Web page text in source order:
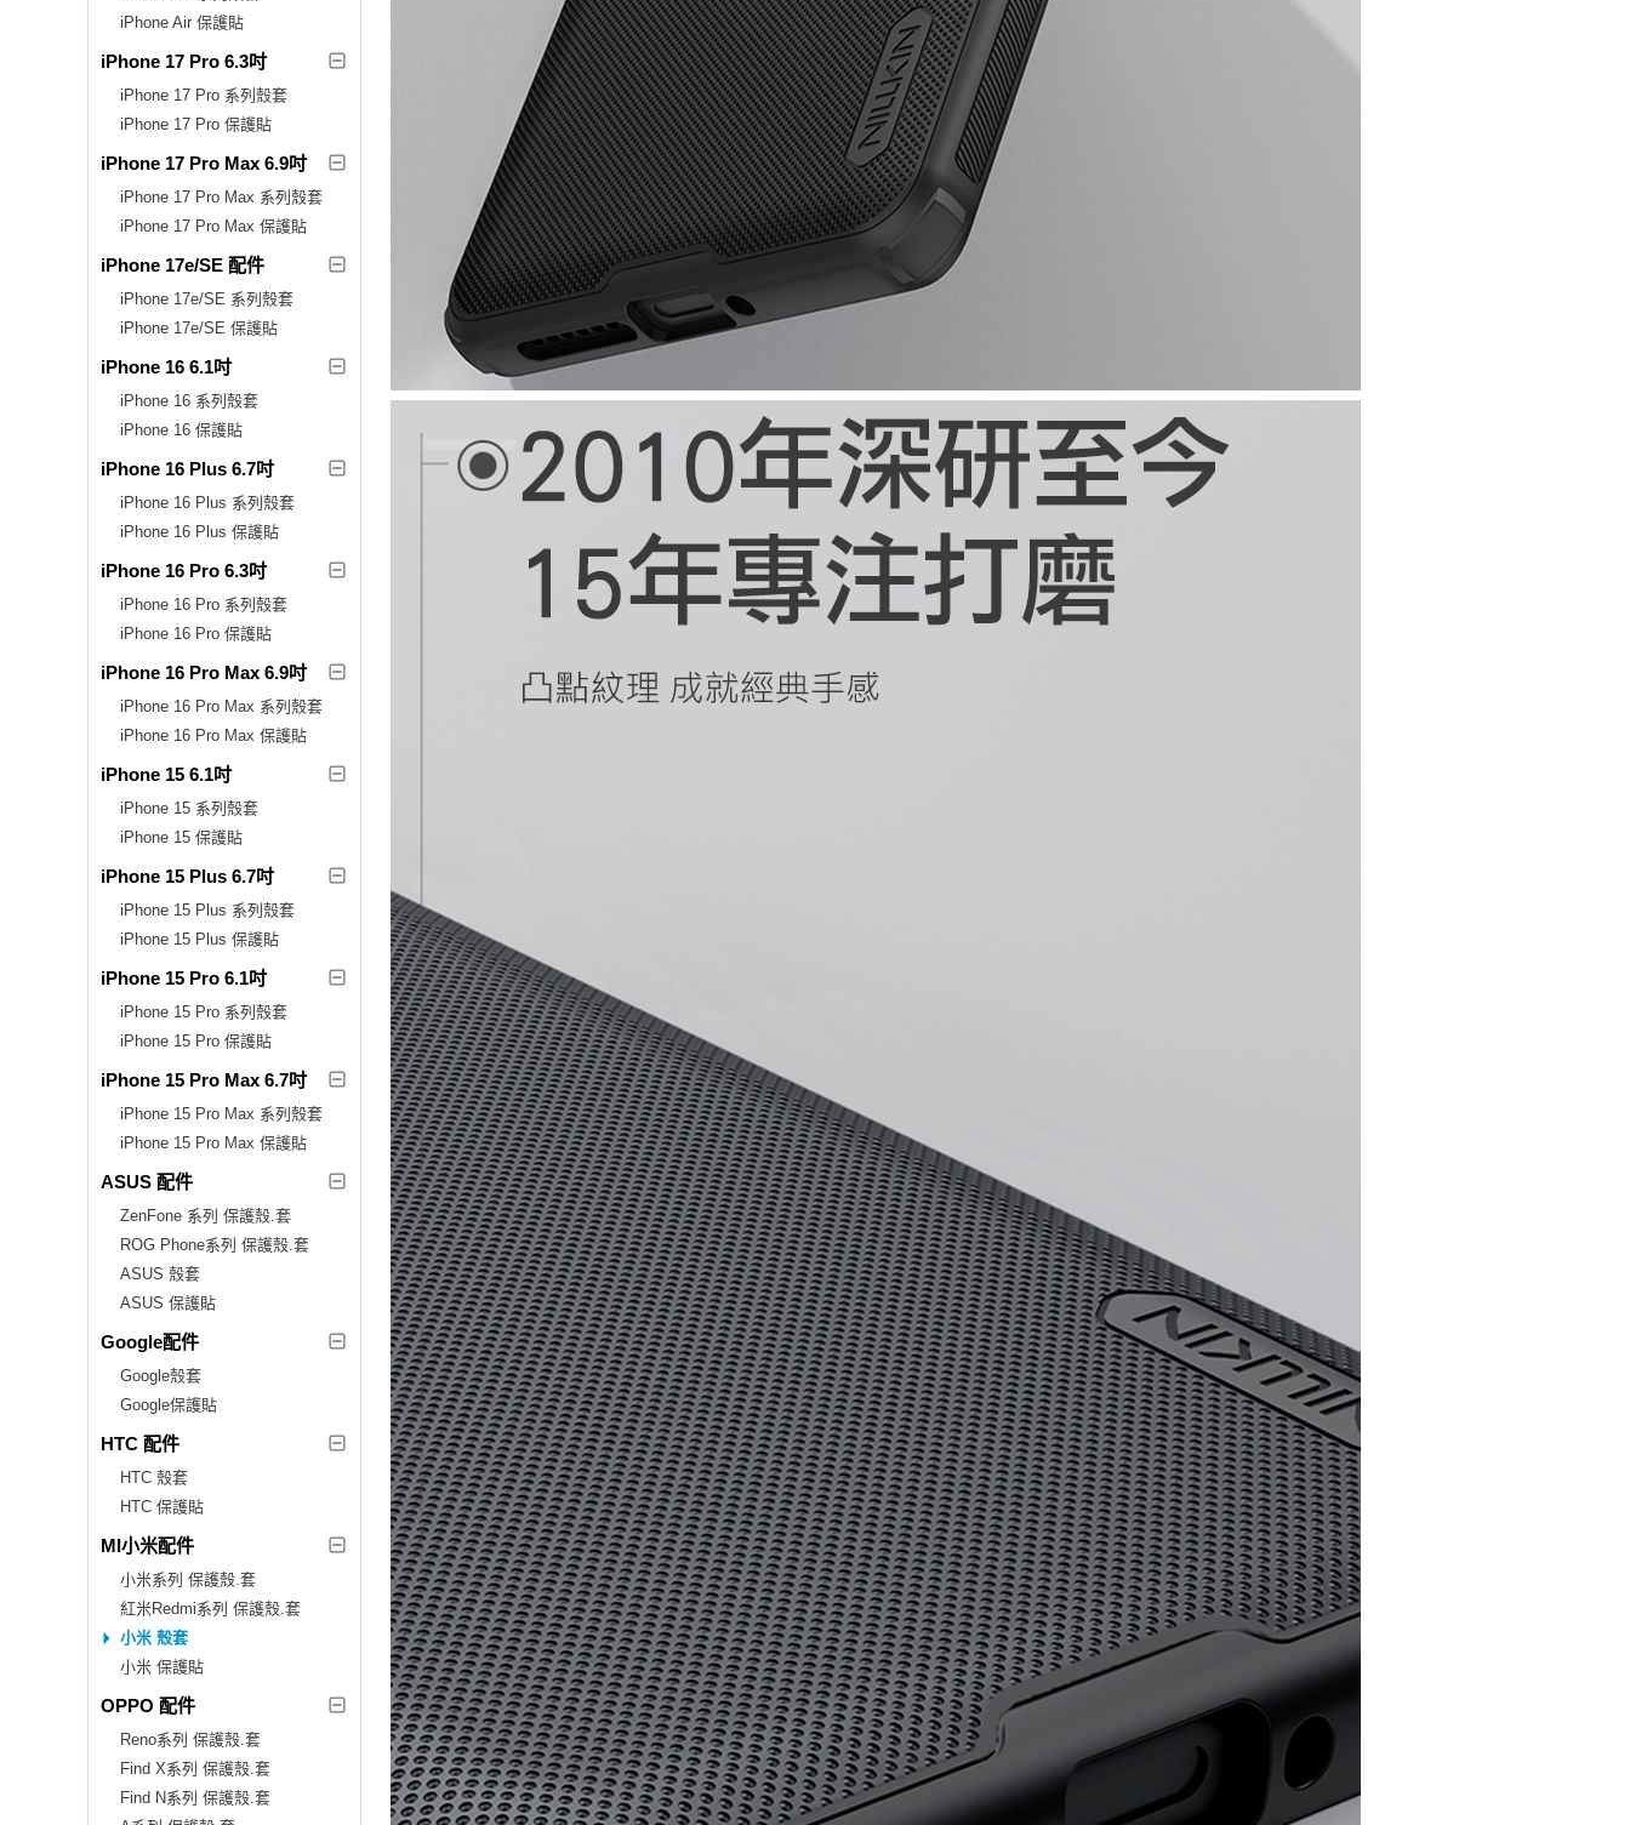
iPhone Air 保護貼
iPhone 17 Pro 6.3吋
iPhone 17 Pro 系列殼套
iPhone 17 Pro 保護貼
iPhone 17 Pro Max 6.9吋
iPhone 17 Pro Max 系列殼套
iPhone 17 Pro Max 保護貼
iPhone 17e/SE 配件
iPhone 17e/SE 系列殼套
iPhone 17e/SE 保護貼
iPhone 16 6.1吋
iPhone 16 系列殼套
iPhone 16 保護貼
iPhone 16 Plus 6.7吋
iPhone 16 Plus 系列殼套
iPhone 16 Plus 保護貼
iPhone 16 Pro 6.3吋
iPhone 16 Pro 系列殼套
iPhone 16 Pro 保護貼
iPhone 16 Pro Max 6.9吋
iPhone 16 Pro Max 系列殼套
iPhone 16 Pro Max 保護貼
iPhone 15 6.1吋
iPhone 15 系列殼套
iPhone 15 保護貼
iPhone 15 Plus 6.7吋
iPhone 15 Plus 系列殼套
iPhone 15 Plus 保護貼
iPhone 15 Pro 6.1吋
iPhone 15 Pro 系列殼套
iPhone 15 Pro 保護貼
iPhone 15 Pro Max 6.7吋
iPhone 15 Pro Max 系列殼套
iPhone 15 Pro Max 保護貼
ASUS 配件
ZenFone 系列 保護殼.套
ROG Phone系列 保護殼.套
ASUS 殼套
ASUS 保護貼
Google配件
Google殼套
Google保護貼
HTC 配件
HTC 殼套
HTC 保護貼
MI小米配件
小米系列 保護殼.套
紅米Redmi系列 保護殼.套
小米 殼套
小米 保護貼
OPPO 配件
Reno系列 保護殼.套
Find X系列 保護殼.套
Find N系列 保護殼.套